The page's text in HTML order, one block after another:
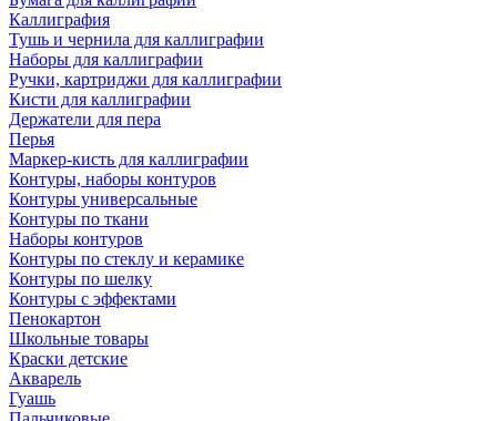
Каллиграфия
Тушь и чернила для каллиграфии
Наборы для каллиграфии
Ручки, картриджи для каллиграфии
Кисти для каллиграфии
Держатели для пера
Перья
Маркер-кисть для каллиграфии
Контуры, наборы контуров
Контуры универсальные
Контуры по ткани
Наборы контуров
Контуры по стеклу и керамике
Контуры по шелку
Контуры с эффектами
Пенокартон
Школьные товары
Краски детские
Акварель
Гуашь